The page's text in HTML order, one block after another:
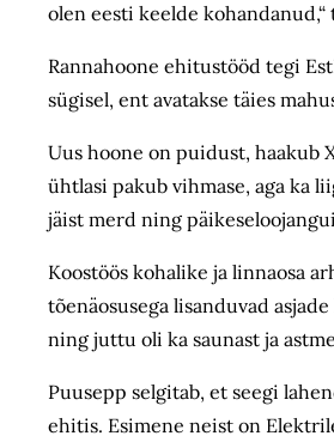
olen eesti keelde
Rannahoone ehitustööd tegi
sügisel, ent avatakse täies
Uus hoone on puidust, haakub
ühtlasi pakub vihmase, aga ka
jäist merd ning
Koostöös kohalike ja linnaosa
tõenäosusega lisanduvad
ning juttu oli ka saunast ja
Puusepp selgitab, et seegi
ehitis. Esimene neist on